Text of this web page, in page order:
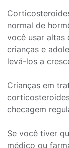
normal de
você usar altas
crianças e
levá-los a
Crianças em
checagem
Se você tiver
médico ou